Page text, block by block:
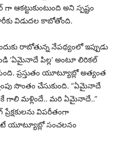
ఆకట్టుకుంటుంది అని స్పష్టం
విడుదల కాబోతోంది.
రాబోతున్న నేపథ్యంలో ఇప్పుడు
‘ఏమైనాదే పిల్ల’ అంటూ లిరికల్
ప్రస్తుతం యూట్యూబ్లో అత్యంత
సొంతం చేసుకుంది. “ఏమైనాదే
గాలి మళ్లిందే.. మరి ఏమైనాదే..”
విపరీతంగా
యూట్యూబ్లో సంచలనం